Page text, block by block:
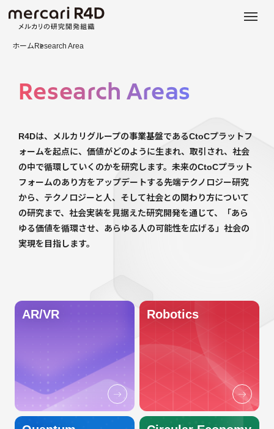
ホーム Research Area
Research Areas
R4Dは、メルカリグループの事業基盤であるCtoCプラットフ
ォームを起点に、価値がどのように生まれ、取引され、社会
の中で循環していくのかを研究します。未来のCtoCプラット
フォームのあり方をアップデートする先端テクノロジー研究
から、テクノロジーと人、そして社会との関わり方について
の研究まで、社会実装を見据えた研究開発を通じて、「あら
ゆる価値を循環させ、あらゆる人の可能性を広げる」社会の
実現を目指します。
AR/VR Robotics